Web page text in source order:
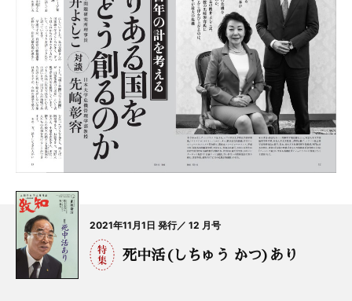
2021年11月1日 発行／ 12 月号
死中活(しちゅう かつ)あり